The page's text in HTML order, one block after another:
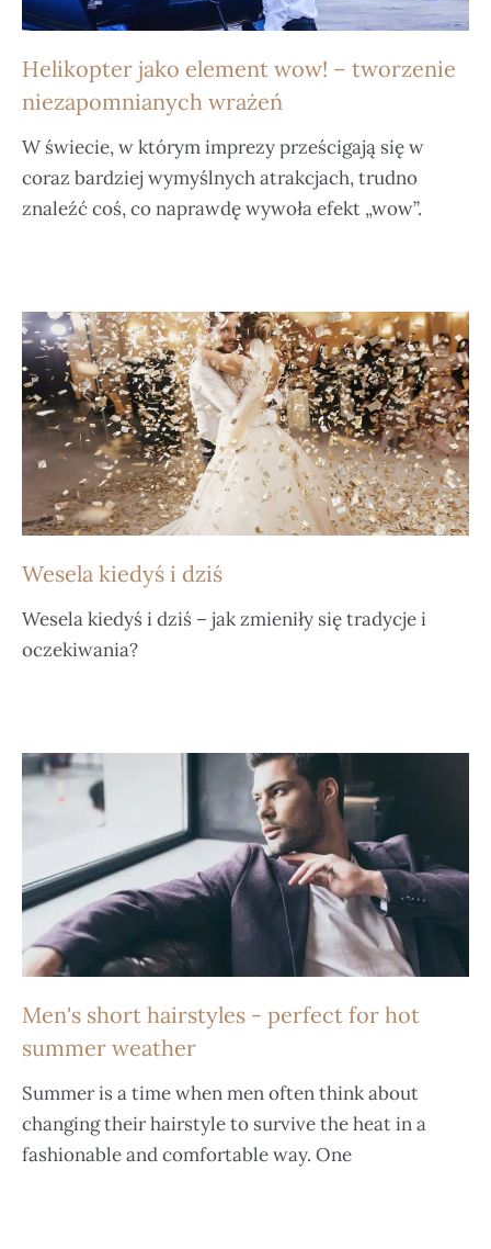
Helikopter jako element wow! – tworzenie
niezapomnianych wrażeń
W świecie, w którym imprezy prześcigają się w
coraz bardziej wymyślnych atrakcjach, trudno
znaleźć coś, co naprawdę wywoła efekt „wow”.
Wesela kiedyś i dziś
Wesela kiedyś i dziś – jak zmieniły się tradycje i
oczekiwania?
Men's short hairstyles - perfect for hot
summer weather
Summer is a time when men often think about
changing their hairstyle to survive the heat in a
fashionable and comfortable way. One